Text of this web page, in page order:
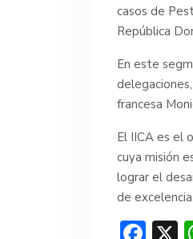
casos de
República
En este
francesa
El IICA es el
cuya misión
lograr el
de excelencia.